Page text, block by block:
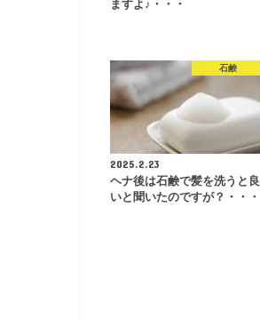
ますよ♪・・・
石鹸
2025.2.23
ヘナ後は石鹸で髪を洗うと良
いと聞いたのですが？・・・